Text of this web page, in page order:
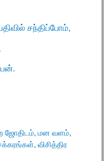
சந்திப்போம்,
ஜோதிடம், மன வளம்,
, விசித்திர